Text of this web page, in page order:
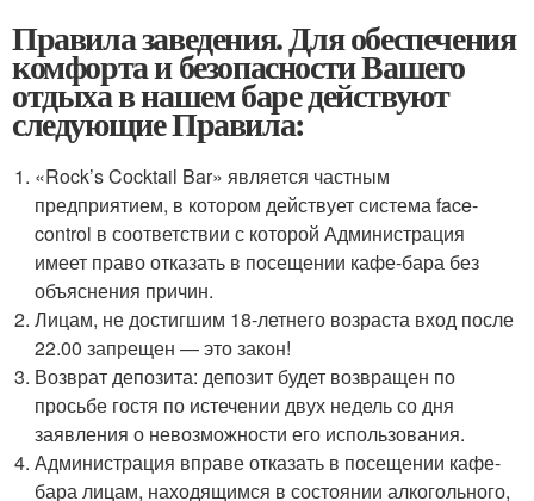
Правила заведения. Для обеспечения
комфорта и безопасности Вашего
отдыха в нашем баре действуют
следующие Правила:
«Rock’s Cocktail Bar» является частным
предприятием, в котором действует система face-
control в соответствии с которой Администрация
имеет право отказать в посещении кафе-бара без
объяснения причин.
Лицам, не достигшим 18-летнего возраста вход после
22.00 запрещен — это закон!
Возврат депозита: депозит будет возвращен по
просьбе гостя по истечении двух недель со дня
заявления о невозможности его использования.
Администрация вправе отказать в посещении кафе-
бара лицам, находящимся в состоянии алкогольного,